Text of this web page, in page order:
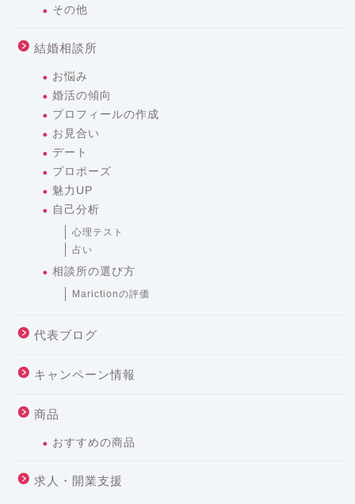
その他
結婚相談所
お悩み
婚活の傾向
プロフィールの作成
お見合い
デート
プロポーズ
魅力UP
自己分析
心理テスト
占い
相談所の選び方
Marictionの評価
代表ブログ
キャンペーン情報
商品
おすすめの商品
求人・開業支援